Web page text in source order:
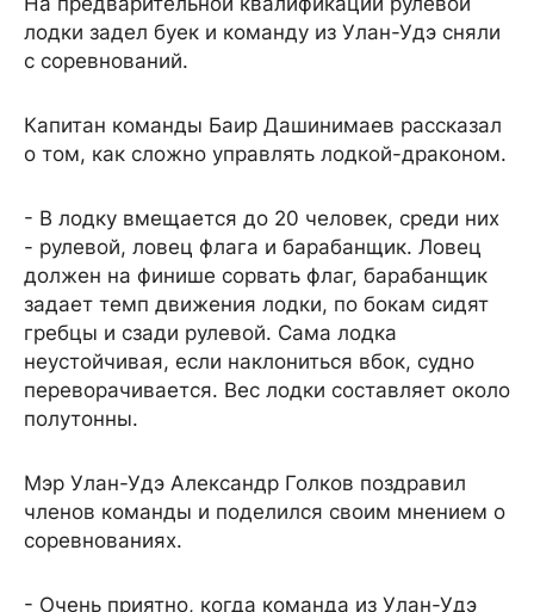
лодки задел буек и команду из Улан-Удэ сняли
с соревнований.
Капитан команды Баир Дашинимаев рассказал
о том, как сложно управлять лодкой-драконом.
- В лодку вмещается до 20 человек, среди них
- рулевой, ловец флага и барабанщик. Ловец
должен на финише сорвать флаг, барабанщик
задает темп движения лодки, по бокам сидят
гребцы и сзади рулевой. Сама лодка
неустойчивая, если наклониться вбок, судно
переворачивается. Вес лодки составляет около
полутонны.
Мэр Улан-Удэ Александр Голков поздравил
членов команды и поделился своим мнением о
соревнованиях.
- Очень приятно, когда команда из Улан-Удэ